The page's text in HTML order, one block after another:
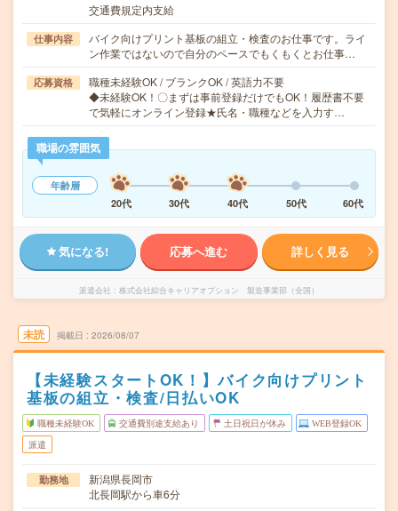
交通費規定内支給
仕事内容
バイク向けプリント基板の組立・検査のお仕事です。ライ
ン作業ではないので自分のペースでもくもくとお仕事…
応募資格
職種未経験OK / ブランクOK / 英語力不要
◆未経験OK！〇まずは事前登録だけでもOK！履歴書不要
で気軽にオンライン登録★氏名・職種などを入力す…
職場の雰囲気
年齢層
20代
30代 40代 50代 60代
気になる! 応募へ進む 詳しく見る
派遣会社 株式会社綜合キャリアオプション 製造事業部（全国）
未読 掲載日 2026/08/07
【未経験スタートOK！】バイク向けプリント
基板の組立・検査/日払いOK
職種未経験OK 交通費別途支給あり 土日祝日が休み WEB登録OK
派遣
勤務地
新潟県長岡市
北長岡駅から車6分